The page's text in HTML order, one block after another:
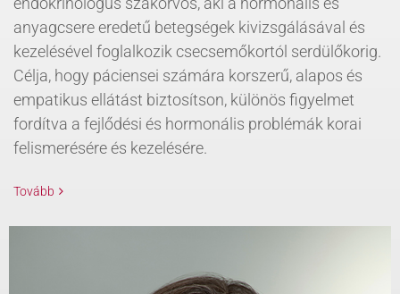
anyagcsere eredetű betegségek kivizsgálásával és
kezelésével foglalkozik csecsemőkortól serdülőkorig.
Célja, hogy páciensei számára korszerű, alapos és
empatikus ellátást biztosítson, különös figyelmet
fordítva a fejlődési és hormonális problémák korai
felismerésére és kezelésére.
Tovább